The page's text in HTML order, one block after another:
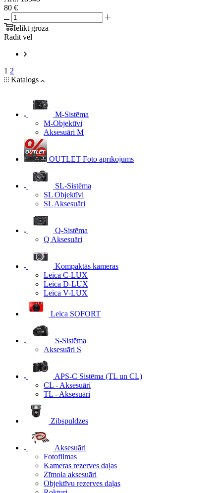
80 €
Ielikt grozā
Rādīt vēl
1 2
Katalogs
M-Sistēma
M-Objektīvi
Aksesuāri M
OUTLET Foto aprīkojums
SL-Sistēma
SL Objektīvi
SL Aksesuāri
Q-Sistēma
Q Aksesuāri
Kompaktās kameras
Leica C-LUX
Leica D-LUX
Leica V-LUX
Leica SOFORT
S-Sistēma
Aksesuāri S
APS-C Sistēma (TL un CL)
CL - Aksesuāri
TL - Aksesuāri
Zibspuldzes
Aksesuāri
Fotofilmas
Kameras rezerves daļas
Zīmola aksesuāri
Objektīvu rezerves daļas